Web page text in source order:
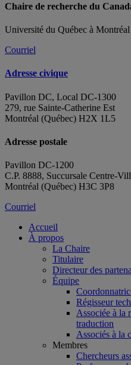
Chaire de recherche du
Université du Québec à Montréal
Courriel
Adresse civique
Pavillon DC, Local DC-1300
279, rue Sainte-Catherine Est
Montréal (Québec) H2X 1L5
Adresse postale
Pavillon DC-1200
C.P. 8888, Succursale Centre-
Montréal (Québec) H3C 3P8
Courriel
Accueil
À propos
La Chaire
Titulaire
Directeur des
Équipe
Régisseur
Associée à la
traduction
Associés à la
Membres
Chercheurs